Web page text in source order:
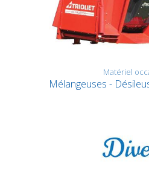
Matériel
Mélangeuses -